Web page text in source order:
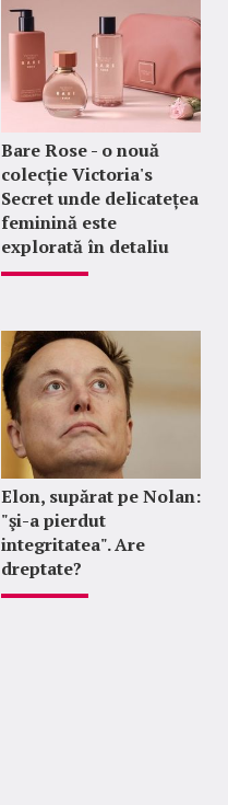
Bare Rose - o nouă
colecție Victoria's
Secret unde delicatețea
feminină este
explorată în detaliu
Elon, supărat pe Nolan:
"şi-a pierdut
integritatea". Are
dreptate?